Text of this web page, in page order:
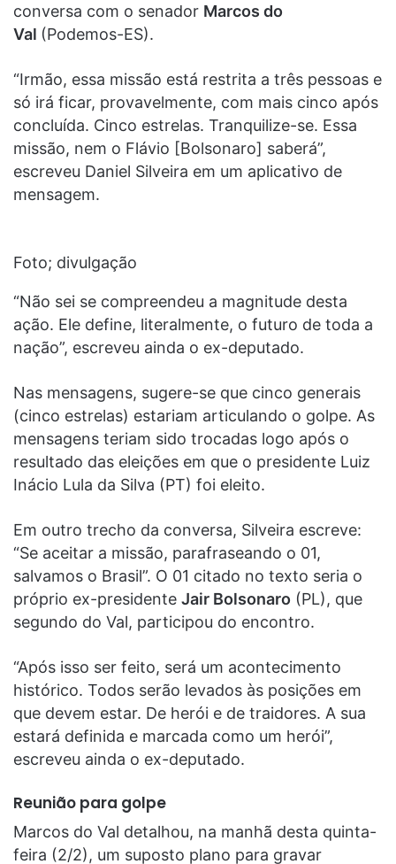
conversa com o senador Marcos do
Val (Podemos-ES).
“Irmão, essa missão está restrita a três pessoas e
só irá ficar, provavelmente, com mais cinco após
concluída. Cinco estrelas. Tranquilize-se. Essa
missão, nem o Flávio [Bolsonaro] saberá”,
escreveu Daniel Silveira em um aplicativo de
mensagem.
Foto; divulgação
“Não sei se compreendeu a magnitude desta
ação. Ele define, literalmente, o futuro de toda a
nação”, escreveu ainda o ex-deputado.
Nas mensagens, sugere-se que cinco generais
(cinco estrelas) estariam articulando o golpe. As
mensagens teriam sido trocadas logo após o
resultado das eleições em que o presidente Luiz
Inácio Lula da Silva (PT) foi eleito.
Em outro trecho da conversa, Silveira escreve:
“Se aceitar a missão, parafraseando o 01,
salvamos o Brasil”. O 01 citado no texto seria o
próprio ex-presidente Jair Bolsonaro (PL), que
segundo do Val, participou do encontro.
“Após isso ser feito, será um acontecimento
histórico. Todos serão levados às posições em
que devem estar. De herói e de traidores. A sua
estará definida e marcada como um herói”,
escreveu ainda o ex-deputado.
Reunião para golpe
Marcos do Val detalhou, na manhã desta quinta-
feira (2/2), um suposto plano para gravar